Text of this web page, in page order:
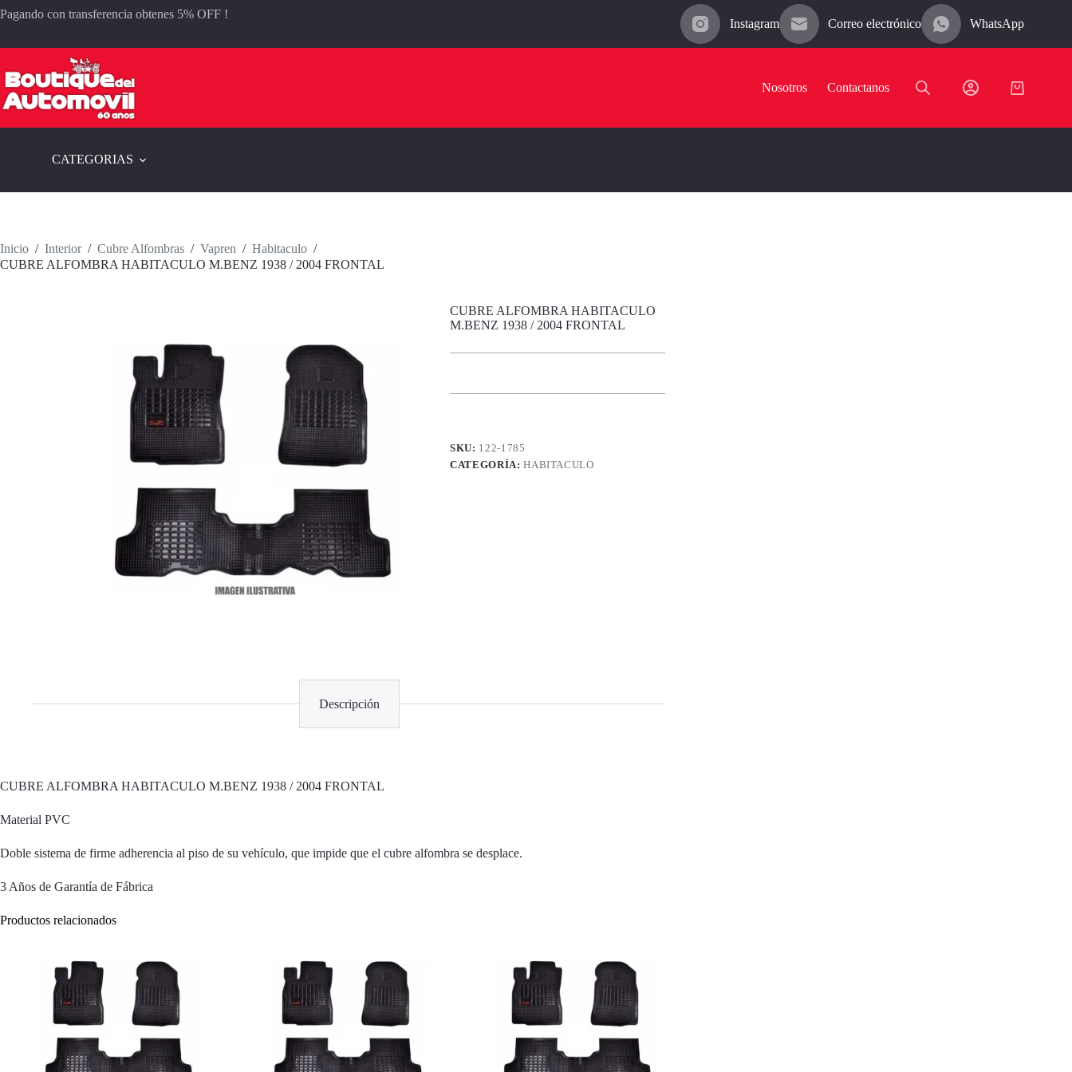
al
Pagando con transferencia obtenes 5% OFF !
Instagram Correo electrónico WhatsApp
Nosotros Contactanos
Carro
CATEGORIAS
Inicio / Interior / Cubre Alfombras / Vapren / Habitaculo /
CUBRE ALFOMBRA HABITACULO M.BENZ 1938 / 2004 FRONTAL
CUBRE ALFOMBRA HABITACULO
M.BENZ 1938 / 2004 FRONTAL
SKU: 122-1785
CATEGORÍA:HABITACULO
Descripción
CUBRE ALFOMBRA HABITACULO M.BENZ 1938 / 2004 FRONTAL
Material PVC
Doble sistema de firme adherencia al piso de su vehículo, que impide que el cubre alfombra se desplace.
3 Años de Garantía de Fábrica
Productos relacionados